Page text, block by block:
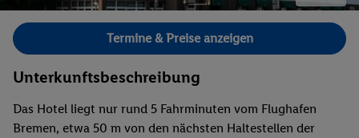
Bild 1 von 24.
Termine & Preise anzeigen
Unterkunftsbeschreibung
Das Hotel liegt nur rund 5 Fahrminuten vom Flughafen
Bremen, etwa 50 m von den nächsten Haltestellen der